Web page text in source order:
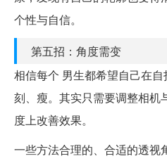
个性与自信。
第五招：角度需变
相信每个 男生都希望自己在
刻、瘦。其实只需要调整相机
度上改善效果。
一些方法合理的、合适的透视